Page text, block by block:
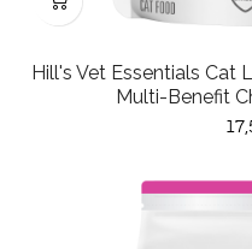
Hill's Vet Essentials Cat
Multi-Benefit